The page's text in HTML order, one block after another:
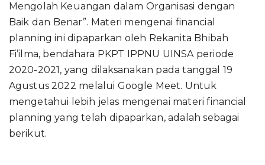
Mengolah Keuangan dalam Organisasi dengan
Baik dan Benar”. Materi mengenai financial
planning ini dipaparkan oleh Rekanita Bhibah
Fi’ilma, bendahara PKPT IPPNU UINSA periode
2020-2021, yang dilaksanakan pada tanggal 19
Agustus 2022 melalui Google Meet. Untuk
mengetahui lebih jelas mengenai materi financial
planning yang telah dipaparkan, adalah sebagai
berikut.